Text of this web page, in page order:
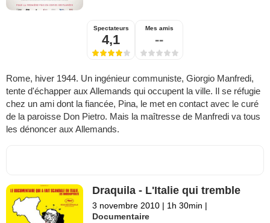
Spectateurs
4,1
Mes amis
--
Rome, hiver 1944. Un ingénieur communiste, Giorgio Manfredi,
tente d'échapper aux Allemands qui occupent la ville. Il se réfugie
chez un ami dont la fiancée, Pina, le met en contact avec le curé
de la paroisse Don Pietro. Mais la maîtresse de Manfredi va tous
les dénoncer aux Allemands.
Draquila - L'Italie qui tremble
3 novembre 2010 | 1h 30min |
Documentaire